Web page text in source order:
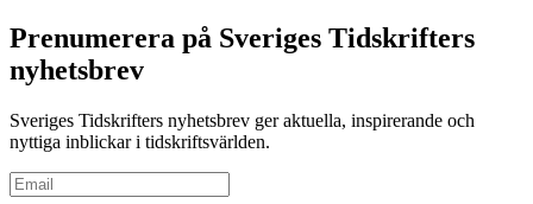
Prenumerera på Sveriges Tidskrifters
nyhetsbrev
Sveriges Tidskrifters nyhetsbrev ger aktuella, inspirerande och
nyttiga inblickar i tidskriftsvärlden.